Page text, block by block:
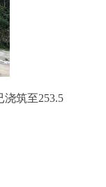
筑至253.5